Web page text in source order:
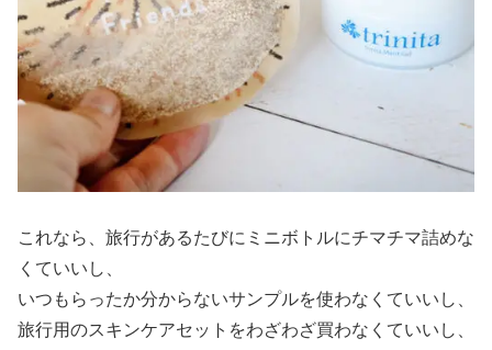
これなら、旅行があるたびにミニボトルにチマチマ詰めな
くていいし、
いつもらったか分からないサンプルを使わなくていいし、
旅行用のスキンケアセットをわざわざ買わなくていいし、